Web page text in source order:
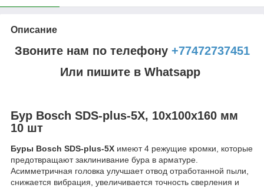
Описание
Звоните нам по телефону +77472737451
Или пишите в Whatsapp
Бур Bosch SDS-plus-5X, 10x100x160 мм
10 шт
Буры Bosch SDS-plus-5X имеют 4 режущие кромки, которые
предотвращают заклинивание бура в арматуре.
Асимметричная головка улучшает отвод отработанной пыли,
снижается вибрация, увеличивается точность сверления и